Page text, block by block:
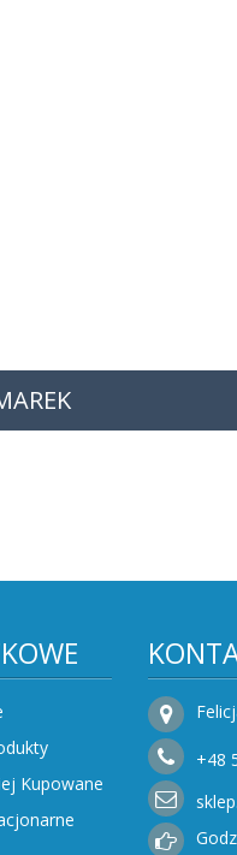
Kupowane
+48